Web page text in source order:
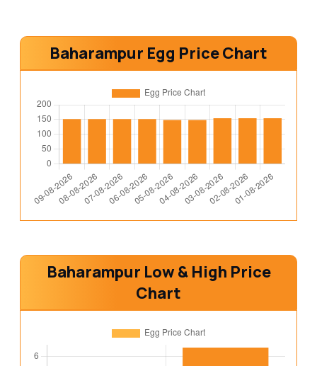
Baharampur Egg Price Chart
Baharampur Low & High Price
Chart